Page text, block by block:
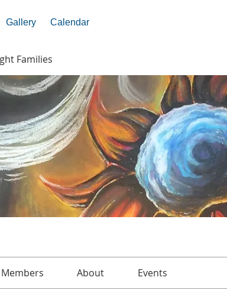
Gallery Calendar
Families
Members About Events